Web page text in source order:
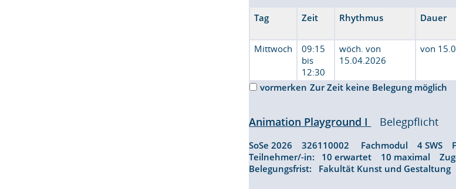
Tag Zeit Rhythmus Dauer
Mittwoch
09:15
bis
12:30
wöch. von
15.04.2026
von
vormerken Zur Zeit keine Belegung möglich
Animation Playground I Belegpflicht
SoSe 2026 326110002 Fachmodul 4 SWS
Teilnehmer/-in: 10 erwartet 10 maximal
Belegungsfrist: Fakultät Kunst und